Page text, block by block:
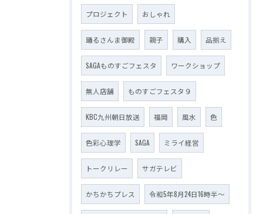
プロジェクト おしゃれ
踊るさんま御殿 親子 購入 品揃え
SAGAものすごフェスタ ワークショップ
無人店舗 ものすごフェスタ９
KBC九州朝日放送 福岡 風水 色
色彩心理学 SAGA ミライ経営
トークリレー サガテレビ
かちかちプレス 令和5年8月24日16時半～